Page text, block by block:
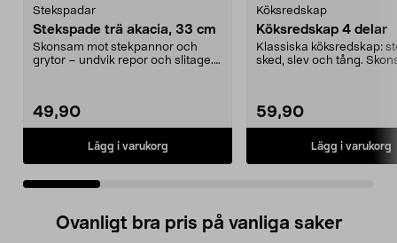
Stekspadar
Stekspade trä akacia, 33 cm
Skonsam mot stekpannor och
grytor – undvik repor och slitage.
49,90
Lägg i varukorg
Köksredskap
Köksredskap 4 delar
Klassiska köksredskap:
sked, slev och tång.
59,90
Lägg i varukorg
Ovanligt bra pris på vanliga saker